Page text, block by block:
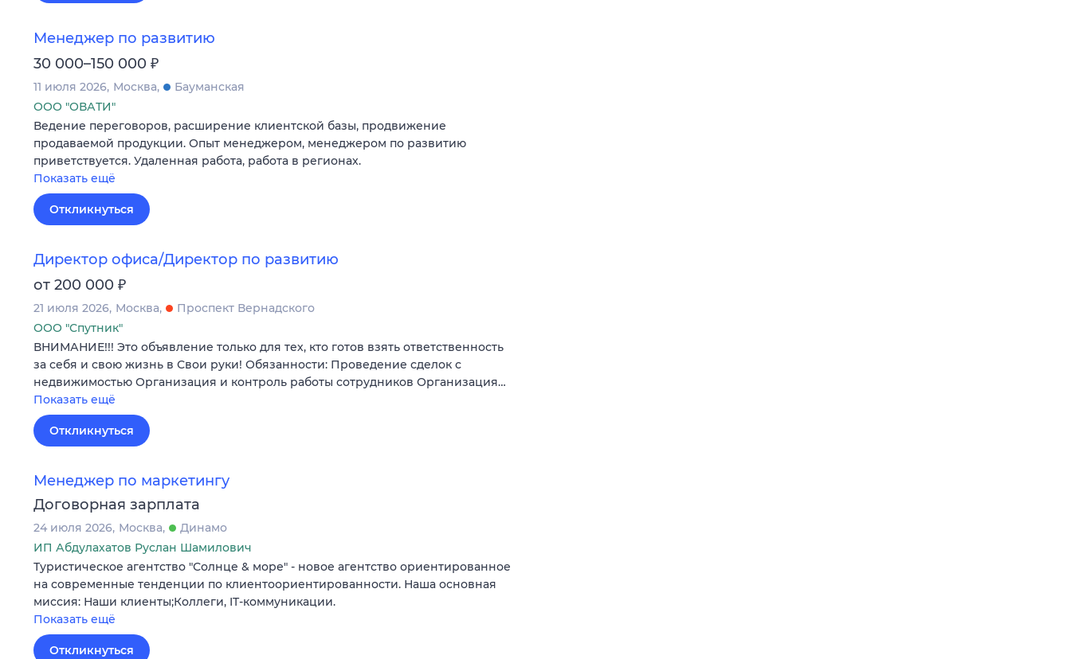
Менеджер по развитию
30 000–150 000 ₽
11 июля 2026 Москва
Бауманская
ООО "ОВАТИ"
Ведение переговоров, расширение клиентской базы, продвижение
продаваемой продукции. Опыт менеджером, менеджером по развитию
приветствуется. Удаленная работа, работа в регионах.
Показать ещё
Откликнуться
Директор офиса/Директор по развитию
от 200 000 ₽
21 июля 2026 Москва
Проспект Вернадского
ООО "Спутник"
ВНИМАНИЕ!!! Это объявление только для тех, кто готов взять ответственность
за себя и свою жизнь в Свои руки! Обязанности: Проведение сделок с
недвижимостью Организация и контроль работы сотрудников Организация…
Показать ещё
Откликнуться
Менеджер по маркетингу
Договорная зарплата
24 июля 2026 Москва
Динамо
ИП Абдулахатов Руслан Шамилович
Туристическое агентство "Солнце & море" - новое агентство ориентированное
на современные тенденции по клиентоориентированности. Наша основная
миссия: Наши клиенты;Коллеги, IT-коммуникации.
Показать ещё
Откликнуться